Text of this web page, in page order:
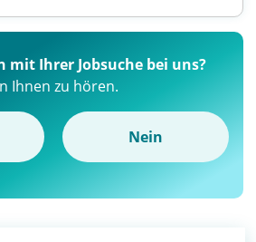
mit Ihrer Jobsuche bei uns?
Ihnen zu hören.
Nein